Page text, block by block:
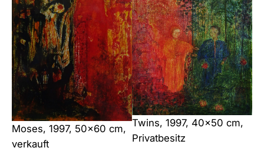
Moses, 1997, 50×60 cm,
verkauft
Twins, 1997, 40×50 cm,
Privatbesitz